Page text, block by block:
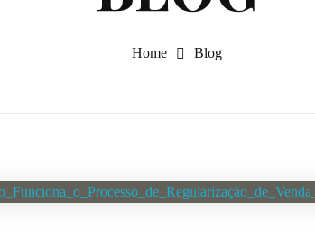
Home Blog